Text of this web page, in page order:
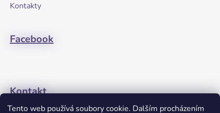
Tento web používá soubory cookie. Dalším procházením
Kontakty
Facebook
Kontakt